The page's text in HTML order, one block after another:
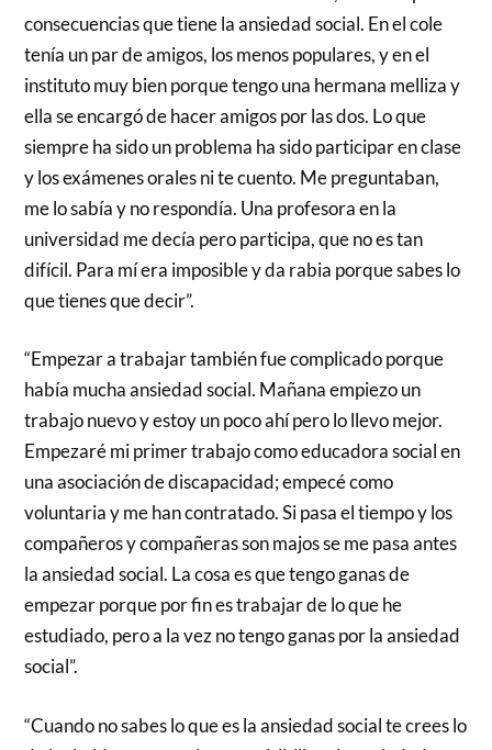
consecuencias que tiene la ansiedad social. En el cole
tenía un par de amigos, los menos populares, y en el
instituto muy bien porque tengo una hermana melliza y
ella se encargó de hacer amigos por las dos. Lo que
siempre ha sido un problema ha sido participar en clase
y los exámenes orales ni te cuento. Me preguntaban,
me lo sabía y no respondía. Una profesora en la
universidad me decía pero participa, que no es tan
difícil. Para mí era imposible y da rabia porque sabes lo
que tienes que decir”.
“Empezar a trabajar también fue complicado porque
había mucha ansiedad social. Mañana empiezo un
trabajo nuevo y estoy un poco ahí pero lo llevo mejor.
Empezaré mi primer trabajo como educadora social en
una asociación de discapacidad; empecé como
voluntaria y me han contratado. Si pasa el tiempo y los
compañeros y compañeras son majos se me pasa antes
la ansiedad social. La cosa es que tengo ganas de
empezar porque por fin es trabajar de lo que he
estudiado, pero a la vez no tengo ganas por la ansiedad
social”.
“Cuando no sabes lo que es la ansiedad social te crees lo